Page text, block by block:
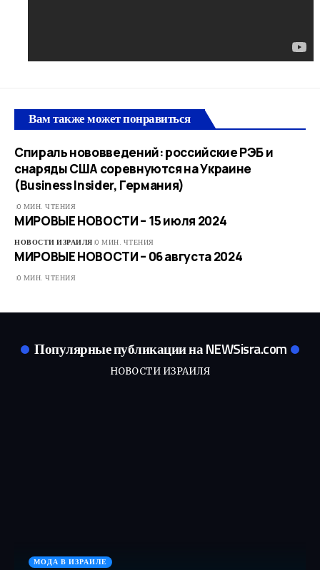
Вам также может понравиться
Спираль нововведений: российские РЭБ и
снаряды США соревнуются на Украине
(Business Insider, Германия)
0 МИН. ЧТЕНИЯ
МИРОВЫЕ НОВОСТИ – 15 июля 2024
НОВОСТИ ИЗРАИЛЯ 0 МИН. ЧТЕНИЯ
МИРОВЫЕ НОВОСТИ – 06 августа 2024
0 МИН. ЧТЕНИЯ
Популярные публикации на NEWSisra.com
НОВОСТИ ИЗРАИЛЯ
МОДА В ИЗРАИЛЕ